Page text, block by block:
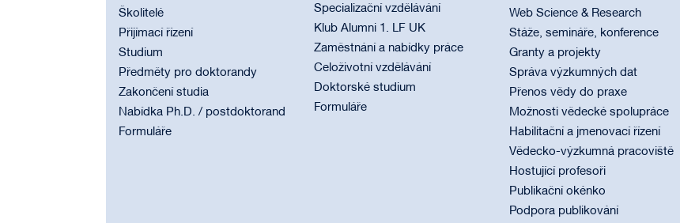
Školitelé
Přijímací řízení
Studium
Předměty pro doktorandy
Zakončení studia
Nabídka Ph.D. / postdoktorand
Formuláře
Specializační vzdělávání
Klub Alumni 1. LF UK
Zaměstnání a nabídky práce
Celoživotní vzdělávání
Doktorské studium
Formuláře
Web Science & Research
Stáže, semináře, konference
Granty a projekty
Správa výzkumných dat
Přenos vědy do praxe
Možnosti vědecké spolupráce
Habilitační a jmenovací řízení
Vědecko-výzkumná pracoviště
Hostující profesoři
Publikační okénko
Podpora publikování